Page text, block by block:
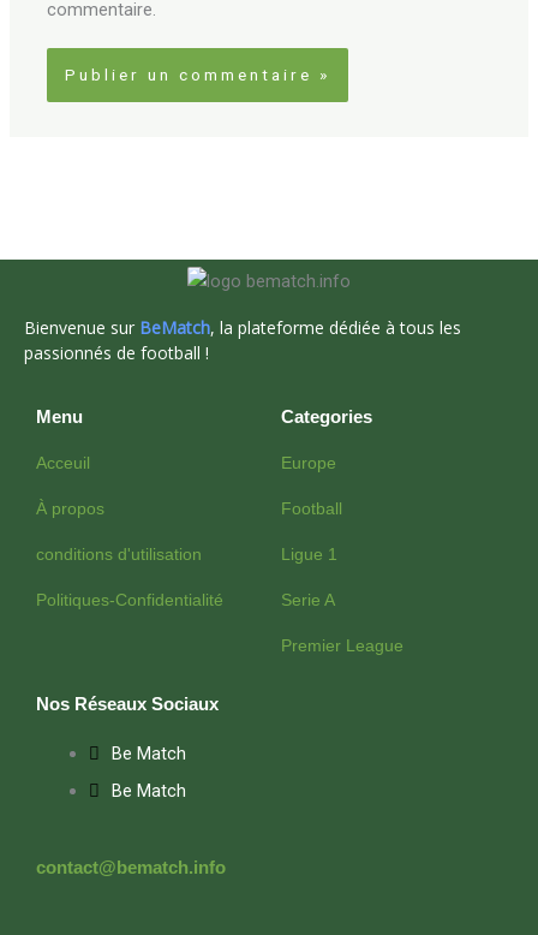
commentaire.
Bienvenue sur BeMatch, la plateforme dédiée à tous les
passionnés de football !
Menu
Acceuil
À propos
conditions d'utilisation
Politiques-Confidentialité
Categories
Europe
Football
Ligue 1
Serie A
Premier League
Nos Réseaux Sociaux
Be Match
Be Match
contact@bematch.info